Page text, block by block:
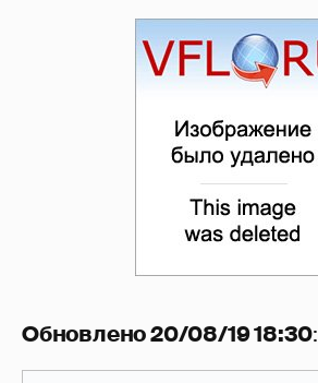
Обновлено 20/08/19 18:30: